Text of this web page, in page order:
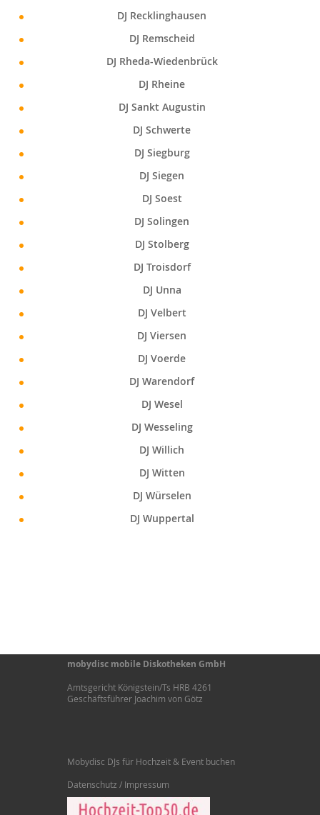
DJ Recklinghausen
DJ Remscheid
DJ Rheda-Wiedenbrück
DJ Rheine
DJ Sankt Augustin
DJ Schwerte
DJ Siegburg
DJ Siegen
DJ Soest
DJ Solingen
DJ Stolberg
DJ Troisdorf
DJ Unna
DJ Velbert
DJ Viersen
DJ Voerde
DJ Warendorf
DJ Wesel
DJ Wesseling
DJ Willich
DJ Witten
DJ Würselen
DJ Wuppertal
mobydisc mobile Diskotheken GmbH
Amtsgericht Königstein/Ts HRB 4261
Geschäftsführer Joachim von Götz
Mobydisc DJs für Hochzeit & Event buchen
Datenschutz / Impressum